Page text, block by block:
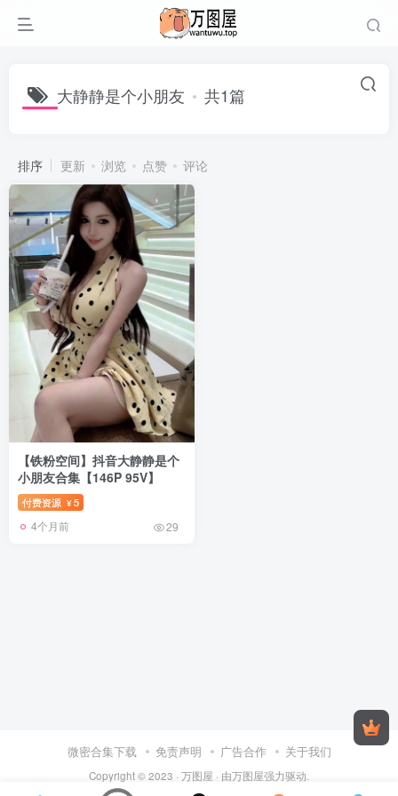
大静静是个小朋友 共1篇
排序 更新 浏览 点赞 评论
【铁粉空间】抖音大静静是个
小朋友合集【146P 95V】
付费资源 ¥5
4个月前 29
微密合集下载 免责声明 广告合作 关于我们
Copyright © 2023 · 万图屋 · 由万图屋强力驱动.